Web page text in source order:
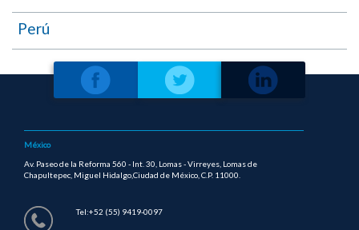
Perú
México
Av. Paseo de la Reforma 560 - Int. 30, Lomas - Virreyes, Lomas de
Chapultepec, Miguel Hidalgo,Ciudad de México, C.P. 11000.
Tel:+52 (55) 9419-0097